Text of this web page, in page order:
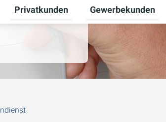
Untermenü für Erneuerbare Energien
Privatkunden
Untermenü für
Gewerbekunden